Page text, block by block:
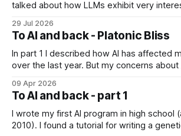
talked about how LLMs exhibit very
the platonic realm. Another person that influenced me a lot
is Joscha Bach. The first idea from him
29 Jul 2026
To AI and back - Platonic Bliss
In part 1 I described how AI has affected
over the last year. But my concerns about
assistants sometimes exhibit weird
"feeling" miserable and self-loathing
09 Apr 2026
To AI and back - part 1
I wrote my first AI program in high school
2010). I found a tutorial for writing a